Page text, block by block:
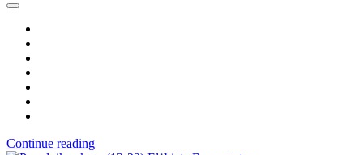
Continue reading